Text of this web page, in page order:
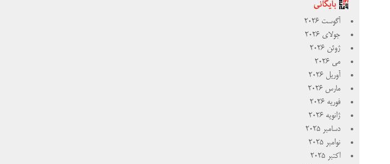
آگوست 2026
جولای 2026
ژوئن 2026
می 2026
آوریل 2026
مارس 2026
فوریه 2026
ژانویه 2026
دسامبر 2025
نوامبر 2025
اکتبر 2025